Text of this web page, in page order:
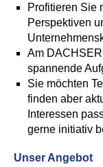
Profitieren Sie
Perspektiven
Am
spannende
Sie möchten
finden aber
Interessen
gerne initiativ
Unser Angebot